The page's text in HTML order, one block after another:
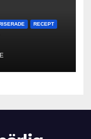
RECEPT